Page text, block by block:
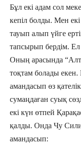
Бұл екі адам сол
кепіл болды. Мен
тауып алып үйге
тапсырып бердім. Ел
Оның арасында
тоқтам болады
амандасып өз
сумаңдаған суық
екі күн өтпей
қалды. Онда Чу
амандасып: